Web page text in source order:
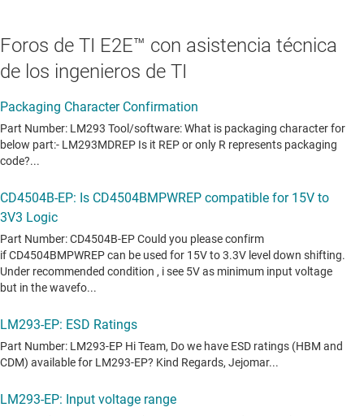
Foros de TI E2E™ con asistencia técnica
de los ingenieros de TI